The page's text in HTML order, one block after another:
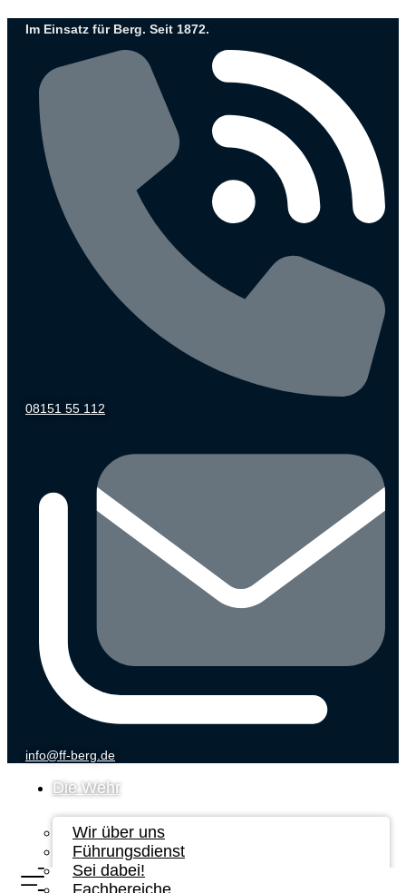
InhaltIm Einsatz für Berg. Seit 1872.
08151 55 112
info@ff-berg.de
Die Wehr
Wir über uns
Führungsdienst
Sei dabei!
Fachbereiche